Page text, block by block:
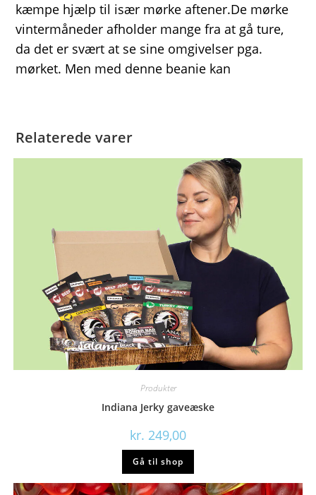
kæmpe hjælp til især mørke aftener.De mørke
vintermåneder afholder mange fra at gå ture,
da det er svært at se sine omgivelser pga.
mørket. Men med denne beanie kan
Relaterede varer
Produkter
Indiana Jerky gaveæske
kr. 249,00
Gå til shop